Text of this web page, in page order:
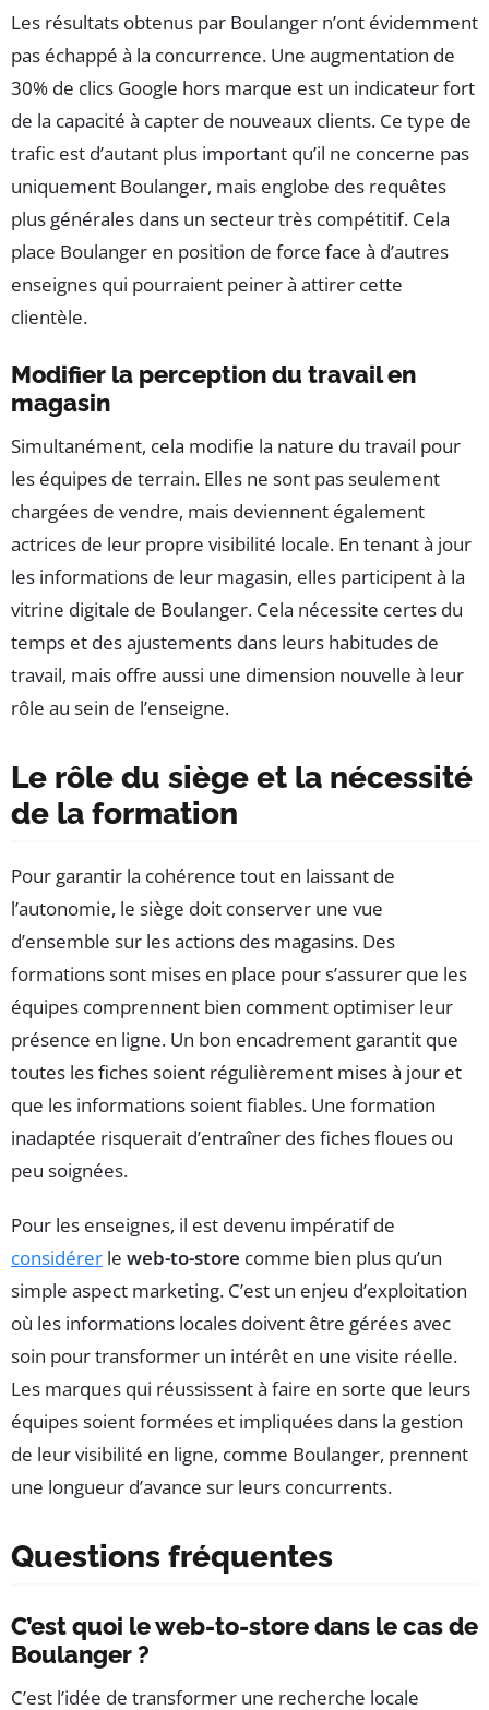
Les résultats obtenus par Boulanger n’ont évidemment
pas échappé à la concurrence. Une augmentation de
30% de clics Google hors marque est un indicateur fort
de la capacité à capter de nouveaux clients. Ce type de
trafic est d’autant plus important qu’il ne concerne pas
uniquement Boulanger, mais englobe des requêtes
plus générales dans un secteur très compétitif. Cela
place Boulanger en position de force face à d’autres
enseignes qui pourraient peiner à attirer cette
clientèle.
Modifier la perception du travail en
magasin
Simultanément, cela modifie la nature du travail pour
les équipes de terrain. Elles ne sont pas seulement
chargées de vendre, mais deviennent également
actrices de leur propre visibilité locale. En tenant à jour
les informations de leur magasin, elles participent à la
vitrine digitale de Boulanger. Cela nécessite certes du
temps et des ajustements dans leurs habitudes de
travail, mais offre aussi une dimension nouvelle à leur
rôle au sein de l’enseigne.
Le rôle du siège et la nécessité
de la formation
Pour garantir la cohérence tout en laissant de
l’autonomie, le siège doit conserver une vue
d’ensemble sur les actions des magasins. Des
formations sont mises en place pour s’assurer que les
équipes comprennent bien comment optimiser leur
présence en ligne. Un bon encadrement garantit que
toutes les fiches soient régulièrement mises à jour et
que les informations soient fiables. Une formation
inadaptée risquerait d’entraîner des fiches floues ou
peu soignées.
Pour les enseignes, il est devenu impératif de
considérer le web-to-store comme bien plus qu’un
simple aspect marketing. C’est un enjeu d’exploitation
où les informations locales doivent être gérées avec
soin pour transformer un intérêt en une visite réelle.
Les marques qui réussissent à faire en sorte que leurs
équipes soient formées et impliquées dans la gestion
de leur visibilité en ligne, comme Boulanger, prennent
une longueur d’avance sur leurs concurrents.
Questions fréquentes
C’est quoi le web-to-store dans le cas de
Boulanger ?
C’est l’idée de transformer une recherche locale